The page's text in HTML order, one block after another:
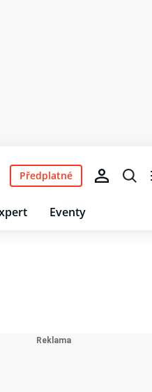
Eventy
Předplatné